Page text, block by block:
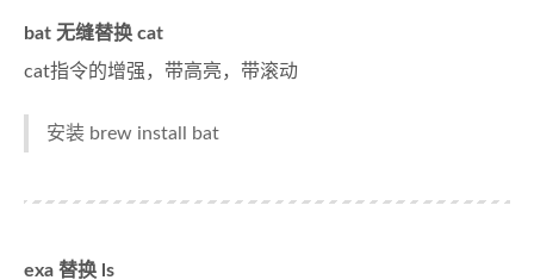
bat 无缝替换 cat
cat指令的增强，带高亮，带滚动
安装 brew install bat
exa 替换 ls